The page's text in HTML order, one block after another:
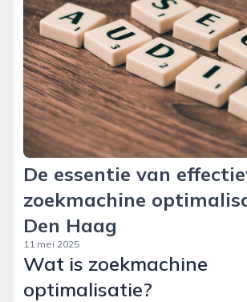
De essentie van
zoekmachine
Den Haag
11 mei 2025
Wat is zoekmachine
optimalisatie?